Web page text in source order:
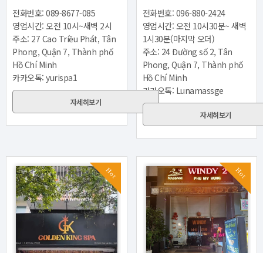
전화번호: 089-8677-085
영업시간: 오전 10시~새벽 2시
주소: 27 Cao Triều Phát, Tân
Phong, Quận 7, Thành phố
Hồ Chí Minh
카카오톡: yurispa1
자세히보기
전화번호: 096-880-2424
영업시간: 오전 10시30분~ 새벽
1시30분(마지막 오더)
주소: 24 Đường số 2, Tân
Phong, Quận 7, Thành phố
Hồ Chí Minh
카카오톡: Lunamassge
자세히보기
Hot Hot